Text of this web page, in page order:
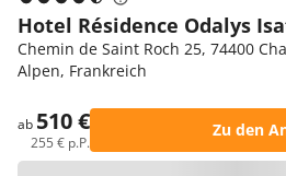
Hotel Résidence Odalys
Chemin de Saint Roch 25, 74400
Alpen, Frankreich
ab 510 €
255 € p.P.
Zu den